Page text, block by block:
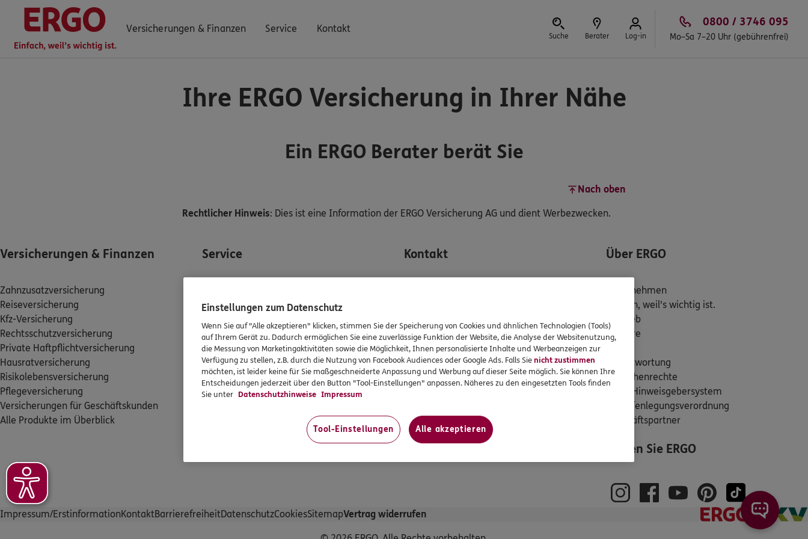
Versicherungen & Finanzen Service Kontakt
Suche Berater Log-in
0800 / 3746 095
Mo–Sa 7–20 Uhr (gebührenfrei)
Ihre ERGO Versicherung in Ihrer Nähe
Ein ERGO Berater berät Sie
Nach oben
Rechtlicher Hinweis: Dies ist eine Information der ERGO Versicherung AG und dient Werbezwecken.
Versicherungen & Finanzen
Zahnzusatzversicherung
Reiseversicherung
Kfz-Versicherung
Rechtsschutzversicherung
Private Haftpflichtversicherung
Hausratversicherung
Risikolebensversicherung
Pflegeversicherung
Versicherungen für Geschäftskunden
Alle Produkte im Überblick
Service
Schaden oder Leistungsfall melden
Rechtsportal
Kunden werben Kunden
Newsletter abonnieren
Versicherungskompass
An ERGO Kundenwerkstatt teilnehmen
Kontakt
ERGO in Ihrer Nähe
Auskunft zu bestehenden Verträgen
Videoberatung
Lob & Beschwerde mitteilen
Alle Kontaktmöglichkeiten im Überblick
Über ERGO
Unternehmen
Einfach, weil's wichtig ist.
Vertrieb
Karriere
Verantwortung
Menschenrechte
ERGO Hinweisgebersystem
EU-Offenlegungsverordnung
Geschäftspartner
Folgen Sie ERGO
Impressum/ErstinformationKontaktBarrierefreiheitDatenschutzCookiesSitemapVertrag widerrufen
Einstellungen zum Datenschutz
Wenn Sie auf "Alle akzeptieren" klicken, stimmen Sie der Speicherung von Cookies und ähnlichen Technologien (Tools)
auf Ihrem Gerät zu. Dadurch ermöglichen Sie eine zuverlässige Funktion der Website, die Analyse der Websitenutzung,
die Messung von Marketingaktivitäten sowie die Möglichkeit, Ihnen personalisierte Inhalte und Werbeanzeigen zur
Verfügung zu stellen, z.B. durch die Nutzung von Facebook Audiences oder Google Ads. Falls Sienicht zustimmen
möchten, ist leider keine für Sie maßgeschneiderte Anpassung und Werbung auf dieser Seite möglich. Sie können Ihre
Entscheidungen jederzeit über den Button "Tool-Einstellungen" anpassen. Näheres zu den eingesetzten Tools finden
Sie unter Datenschutzhinweise Impressum
Tool-Einstellungen Alle akzeptieren